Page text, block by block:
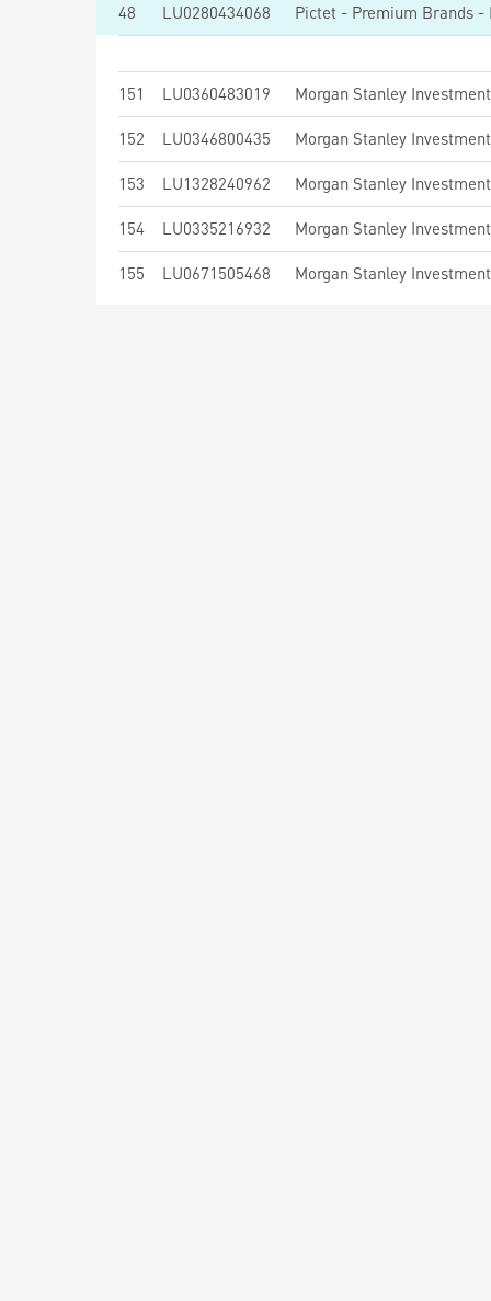
48 LU0280434068 Pictet - Premium Brands -
151 LU0360483019
152 LU0346800435
153 LU1328240962
154 LU0335216932
155 LU0671505468